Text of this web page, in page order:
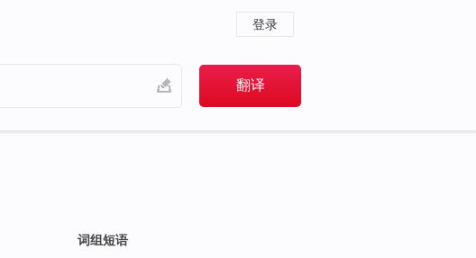
登录
词组短语